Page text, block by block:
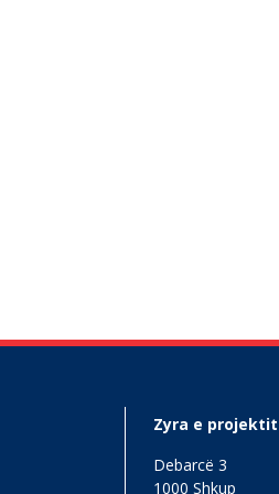
Zyra e projektit
Debarcë 3
1000 Shkup